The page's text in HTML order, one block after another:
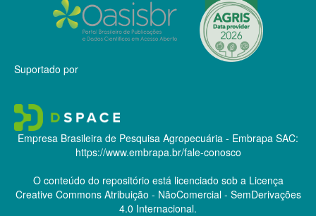
Suportado por
Empresa Brasileira de Pesquisa Agropecuária - Embrapa SAC:
https://www.embrapa.br/fale-conosco
O conteúdo do repositório está licenciado sob a Licença
Creative CommonsAtribuição - NãoComercial - SemDerivações
4.0 Internacional.